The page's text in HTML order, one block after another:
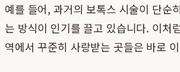
예를 들어, 과거의 보톡스 시술이 단순
는 방식이 인기를 끌고 있습니다. 이처
역에서 꾸준히 사랑받는 곳들은 바로